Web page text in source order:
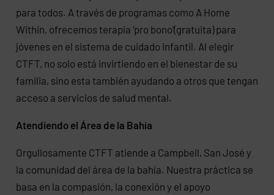
para todos. A través de programas como A Home
Within, ofrecemos terapia ‘pro bono’(gratuita) para
jóvenes en el sistema de cuidado infantil. Al elegir
CTFT, no solo está invirtiendo en el bienestar de su
familia, sino esta también ayudando a otros que tengan
acceso a servicios de salud mental.
Atendiendo el Área de la Bahía
Orgullosamente CTFT atiende a Campbell, San José y
la comunidad del área de la bahía. Nuestra práctica se
basa en la compasión, la conexión y el apoyo